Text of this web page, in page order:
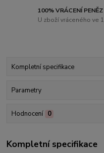
100% VRÁCENÍ PENĚZ
U zboží vráceného ve
Kompletní specifikace
Parametry
Hodnocení 0
Kompletní specifikace